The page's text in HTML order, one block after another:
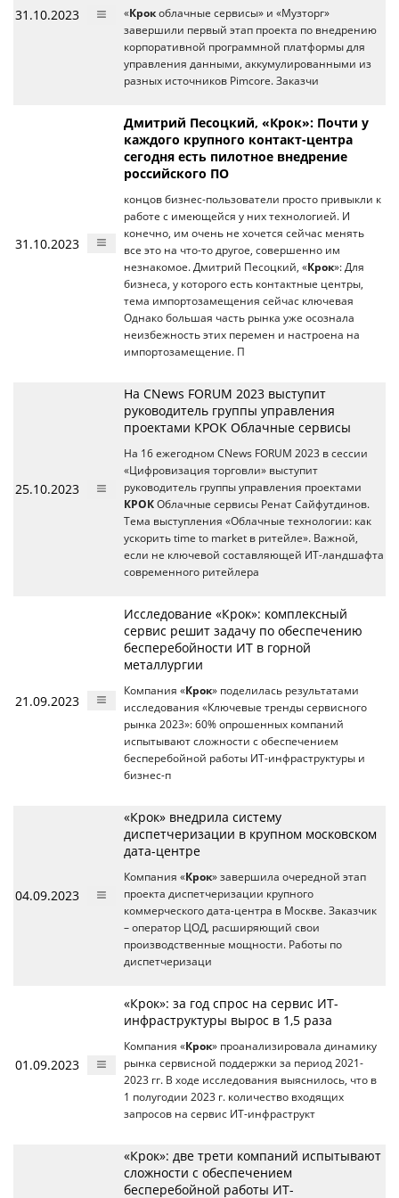
31.10.2023 «Крок облачные сервисы» и «Музторг»
завершили первый этап проекта по внедрению
корпоративной программной платформы для
управления данными, аккумулированными из
разных источников Pimcore. Заказчи
31.10.2023
Дмитрий Песоцкий, «Крок»: Почти у
каждого крупного контакт-центра
сегодня есть пилотное внедрение
российского ПО
концов бизнес-пользователи просто привыкли к
работе с имеющейся у них технологией. И
конечно, им очень не хочется сейчас менять
все это на что-то другое, совершенно им
незнакомое. Дмитрий Песоцкий, «Крок»: Для
бизнеса, у которого есть контактные центры,
тема импортозамещения сейчас ключевая
Однако большая часть рынка уже осознала
неизбежность этих перемен и настроена на
импортозамещение. П
25.10.2023
На CNews FORUM 2023 выступит
руководитель группы управления
проектами КРОК Облачные сервисы
На 16 ежегодном CNews FORUM 2023 в сессии
«Цифровизация торговли» выступит
руководитель группы управления проектами
КРОК Облачные сервисы Ренат Сайфутдинов.
Тема выступления «Облачные технологии: как
ускорить time to market в ритейле». Важной,
если не ключевой составляющей ИТ-ландшафта
современного ритейлера
21.09.2023
Исследование «Крок»: комплексный
сервис решит задачу по обеспечению
бесперебойности ИТ в горной
металлургии
Компания «Крок» поделилась результатами
исследования «Ключевые тренды сервисного
рынка 2023»: 60% опрошенных компаний
испытывают сложности с обеспечением
бесперебойной работы ИТ-инфраструктуры и
бизнес-п
04.09.2023
«Крок» внедрила систему
диспетчеризации в крупном московском
дата-центре
Компания «Крок» завершила очередной этап
проекта диспетчеризации крупного
коммерческого дата-центра в Москве. Заказчик
– оператор ЦОД, расширяющий свои
производственные мощности. Работы по
диспетчеризаци
01.09.2023
«Крок»: за год спрос на сервис ИТ-
инфраструктуры вырос в 1,5 раза
Компания «Крок» проанализировала динамику
рынка сервисной поддержки за период 2021-
2023 гг. В ходе исследования выяснилось, что в
1 полугодии 2023 г. количество входящих
запросов на сервис ИТ-инфраструкт
«Крок»: две трети компаний испытывают
сложности с обеспечением
бесперебойной работы ИТ-